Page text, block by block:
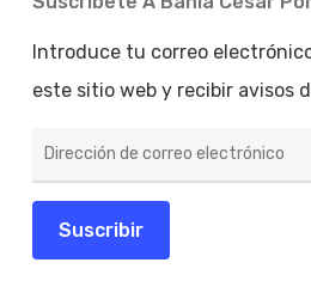
Introduce tu correo
este sitio web y recibir avisos
de
electrónico
Suscribir